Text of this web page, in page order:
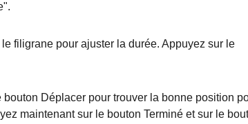
filigrane pour ajuster la durée. Appuyez sur le
Déplacer pour trouver la bonne position
maintenant sur le bouton Terminé et sur le